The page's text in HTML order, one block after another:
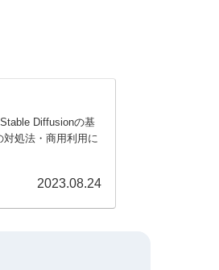
Diffusionの基
処法・商用利用に
2023.08.24